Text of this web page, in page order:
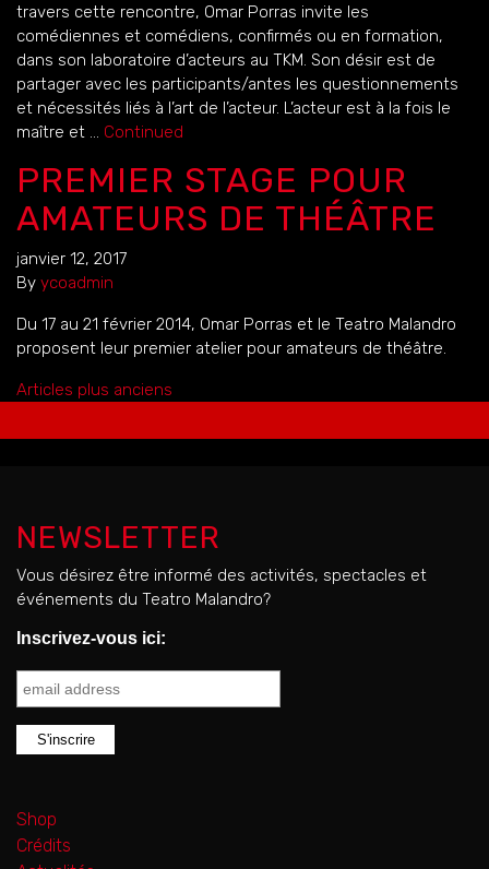
travers cette rencontre, Omar Porras invite les
comédiennes et comédiens, confirmés ou en formation,
dans son laboratoire d’acteurs au TKM. Son désir est de
partager avec les participants/antes les questionnements
et nécessités liés à l’art de l’acteur. L’acteur est à la fois le
maître et … Continued
PREMIER STAGE POUR
AMATEURS DE THÉÂTRE
janvier 12, 2017
By ycoadmin
Du 17 au 21 février 2014, Omar Porras et le Teatro Malandro
proposent leur premier atelier pour amateurs de théâtre.
NAVIGATION
DES
Articles plus anciens
NEWSLETTER
Vous désirez être informé des activités, spectacles et
événements du Teatro Malandro?
Inscrivez-vous ici:
Shop
Crédits